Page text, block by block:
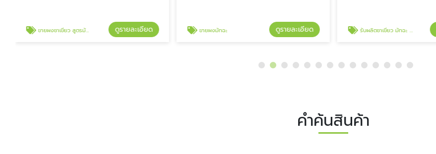
ขายผงชาเขียว สูตรมัทฉะ ดูรายละเอียด ขายผงมัทฉะ ดูรายละเอียด รับผลิตชาเขียว มัทฉะ OEM
คำค้นสินค้า